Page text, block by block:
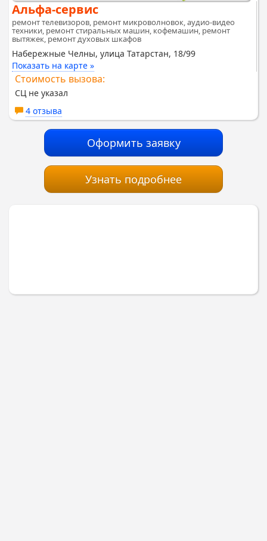
Альфа-сервис
ремонт телевизоров, ремонт микроволновок, аудио-видео
техники, ремонт стиральных машин, кофемашин, ремонт
вытяжек, ремонт духовых шкафов
Набережные Челны, улица Татарстан, 18/99
Показать на карте »
Стоимость вызова:
СЦ не указал
4 отзыва
Оформить заявку
Узнать подробнее